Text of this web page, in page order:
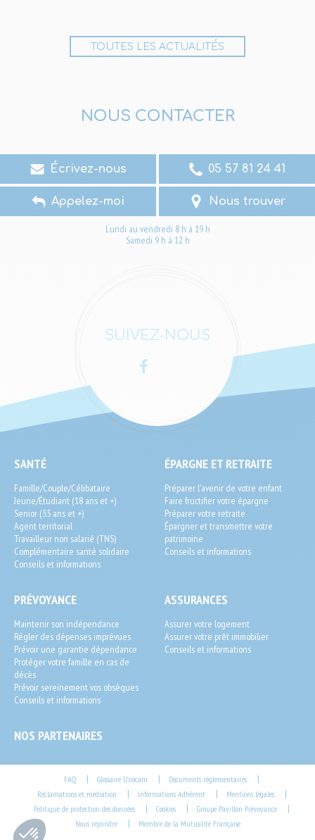
TOUTES LES ACTUALITÉS
NOUS CONTACTER
Écrivez-nous 05 57 81 24 41
Lundi au vendredi 8 h à 19 h
Samedi 9 h à 12 h
Appelez-moi Nous trouver
SUIVEZ-NOUS
Facebook
SEO
End-
User
SANTÉ
Famille/Couple/Célibataire
Jeune/Étudiant (18 ans et +)
Senior (55 ans et +)
Agent territorial
Travailleur non salarié (TNS)
Complémentaire santé solidaire
Conseils et informations
ÉPARGNE ET RETRAITE
Préparer l'avenir de votre enfant
Faire fructifier votre épargne
Préparer votre retraite
Épargner et transmettre votre
patrimoine
Conseils et informations
PRÉVOYANCE
Maintenir son indépendance
Régler des dépenses imprévues
Prévoir une garantie dépendance
Protéger votre famille en cas de
décès
Prévoir sereinement vos obsèques
Conseils et informations
ASSURANCES
Assurer votre logement
Assurer votre prêt immobilier
Conseils et informations
NOS PARTENAIRES
User
FAQ | Glossaire Unocam | Documents réglementaires |
Réclamations et médiation | Informations Adhérent | Mentions légales |
Politique de protection des données | Cookies | Groupe Pavillon Prévoyance |
Nous rejoindre | Membre de la Mutualité Française